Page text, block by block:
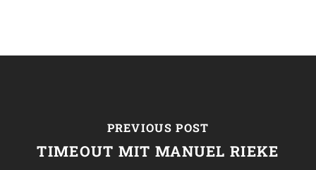
PREVIOUS POST
TIMEOUT MIT MANUEL RIEKE